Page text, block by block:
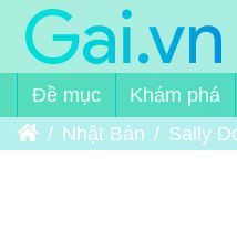
Đề mục Khám phá
Trang chủNhật Bản Sally